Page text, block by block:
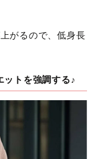
がるので、低身長
トを強調する♪